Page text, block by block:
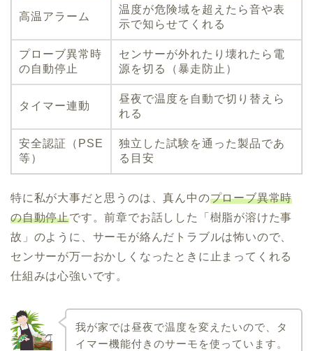
高温アラーム
温度が危険域を超えたら音や表
示で知らせてくれる
プローブ異常時
の自動停止
センサーが外れたり壊れたら電
源を切る（暴走防止）
タイマー連動
昼夜で温度を自動で切り替えら
れる
安全認証（PSE
等）
独立した試験を通った製品であ
る目安
特に私が大事だと思うのは、真ん中のプローブ異常時
の自動停止です。前章でお話しした「樹脂が溶けた事
故」のように、サーモが絡んだトラブルは怖いので、
センサーが万一おかしくなったときに止まってくれる
仕組みは心強いです。
我が家では昼夜で温度を変えたいので、タ
イマー機能付きのサーモを使っています。